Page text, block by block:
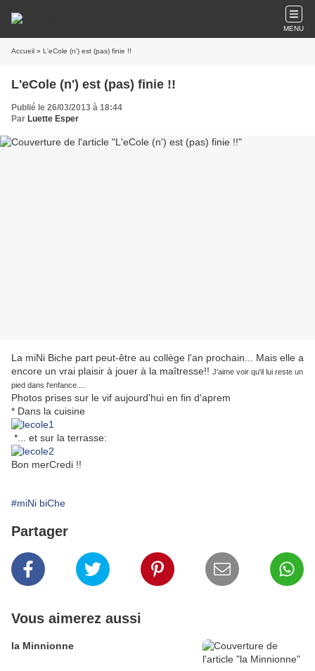
MENU
Accueil » L'eCole (n') est (pas) finie !!
L'eCole (n') est (pas) finie !!
Publié le 26/03/2013 à 18:44
Par Luette Esper
La miNi Biche part peut-être au collège l'an prochain... Mais elle a
encore un vrai plaisir à jouer à la maîtresse!! J'aime voir qu'il lui reste un
pied dans l'enfance....
Photos prises sur le vif aujourd'hui en fin d'aprem
* Dans la cuisine
*... et sur la terrasse:
Bon merCredi !!
#miNi biChe
Partager
Vous aimerez aussi
la Minnionne